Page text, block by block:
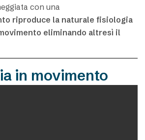
con una
riproduce la naturale fisiologia
eliminando altresì il
in movimento